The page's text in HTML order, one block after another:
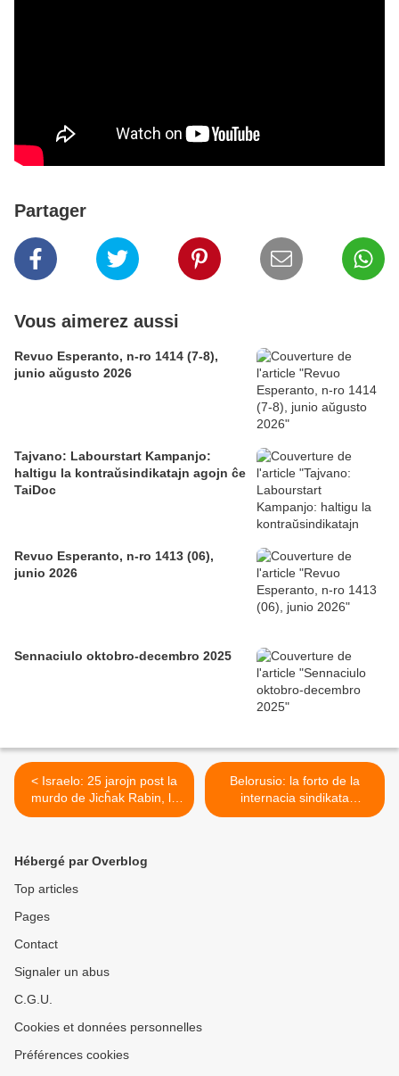
Partager
Vous aimerez aussi
Revuo Esperanto, n-ro 1414 (7-8),
junio aŭgusto 2026
Tajvano: Labourstart Kampanjo:
haltigu la kontraŭsindikatajn agojn ĉe
TaiDoc
Revuo Esperanto, n-ro 1413 (06),
junio 2026
Sennaciulo oktobro-decembro 2025
< Israelo: 25 jarojn post la
murdo de Jicĥak Rabin, la
pacistoj manifestacias
Belorusio: la forto de la
internacia sindikata
solidareco >
Hébergé par Overblog
Top articles
Pages
Contact
Signaler un abus
C.G.U.
Cookies et données personnelles
Préférences cookies